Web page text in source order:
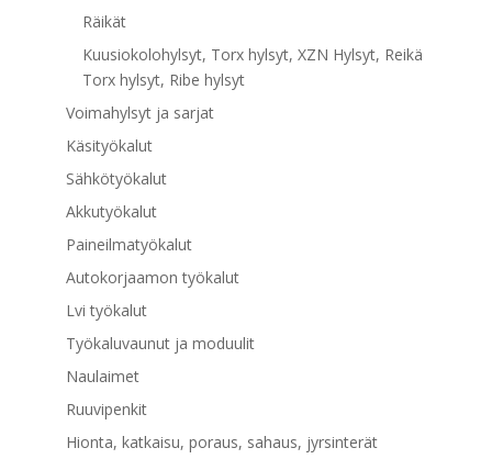
Räikät
Kuusiokolohylsyt, Torx hylsyt, XZN Hylsyt, Reikä
Torx hylsyt, Ribe hylsyt
Voimahylsyt ja sarjat
Käsityökalut
Sähkötyökalut
Akkutyökalut
Paineilmatyökalut
Autokorjaamon työkalut
Lvi työkalut
Työkaluvaunut ja moduulit
Naulaimet
Ruuvipenkit
Hionta, katkaisu, poraus, sahaus, jyrsinterät